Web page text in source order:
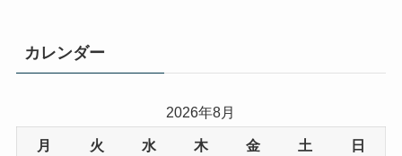
カレンダー
2026年8月
月 火 水 木 金 土 日